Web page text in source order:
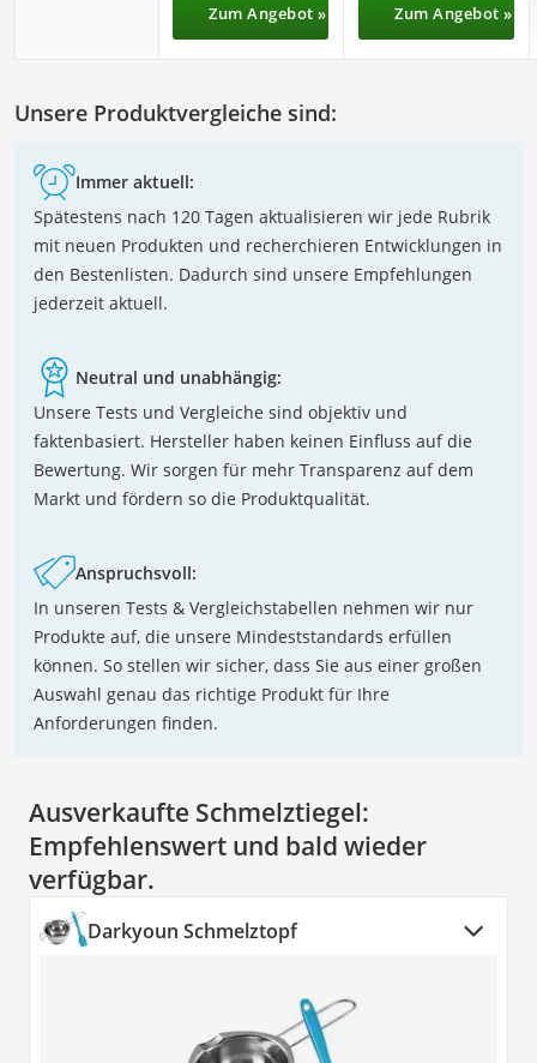
Zum Angebot » Zum Angebot »
Unsere Produktvergleiche sind:
Immer aktuell:
Spätestens nach 120 Tagen aktualisieren wir jede Rubrik
mit neuen Produkten und recherchieren Entwicklungen in
den Bestenlisten. Dadurch sind unsere Empfehlungen
jederzeit aktuell.
Neutral und unabhängig:
Unsere Tests und Vergleiche sind objektiv und
faktenbasiert. Hersteller haben keinen Einfluss auf die
Bewertung. Wir sorgen für mehr Transparenz auf dem
Markt und fördern so die Produktqualität.
Anspruchsvoll:
In unseren Tests & Vergleichstabellen nehmen wir nur
Produkte auf, die unsere Mindeststandards erfüllen
können. So stellen wir sicher, dass Sie aus einer großen
Auswahl genau das richtige Produkt für Ihre
Anforderungen finden.
Ausverkaufte Schmelztiegel:
Empfehlenswert und bald wieder
verfügbar.
Darkyoun Schmelztopf